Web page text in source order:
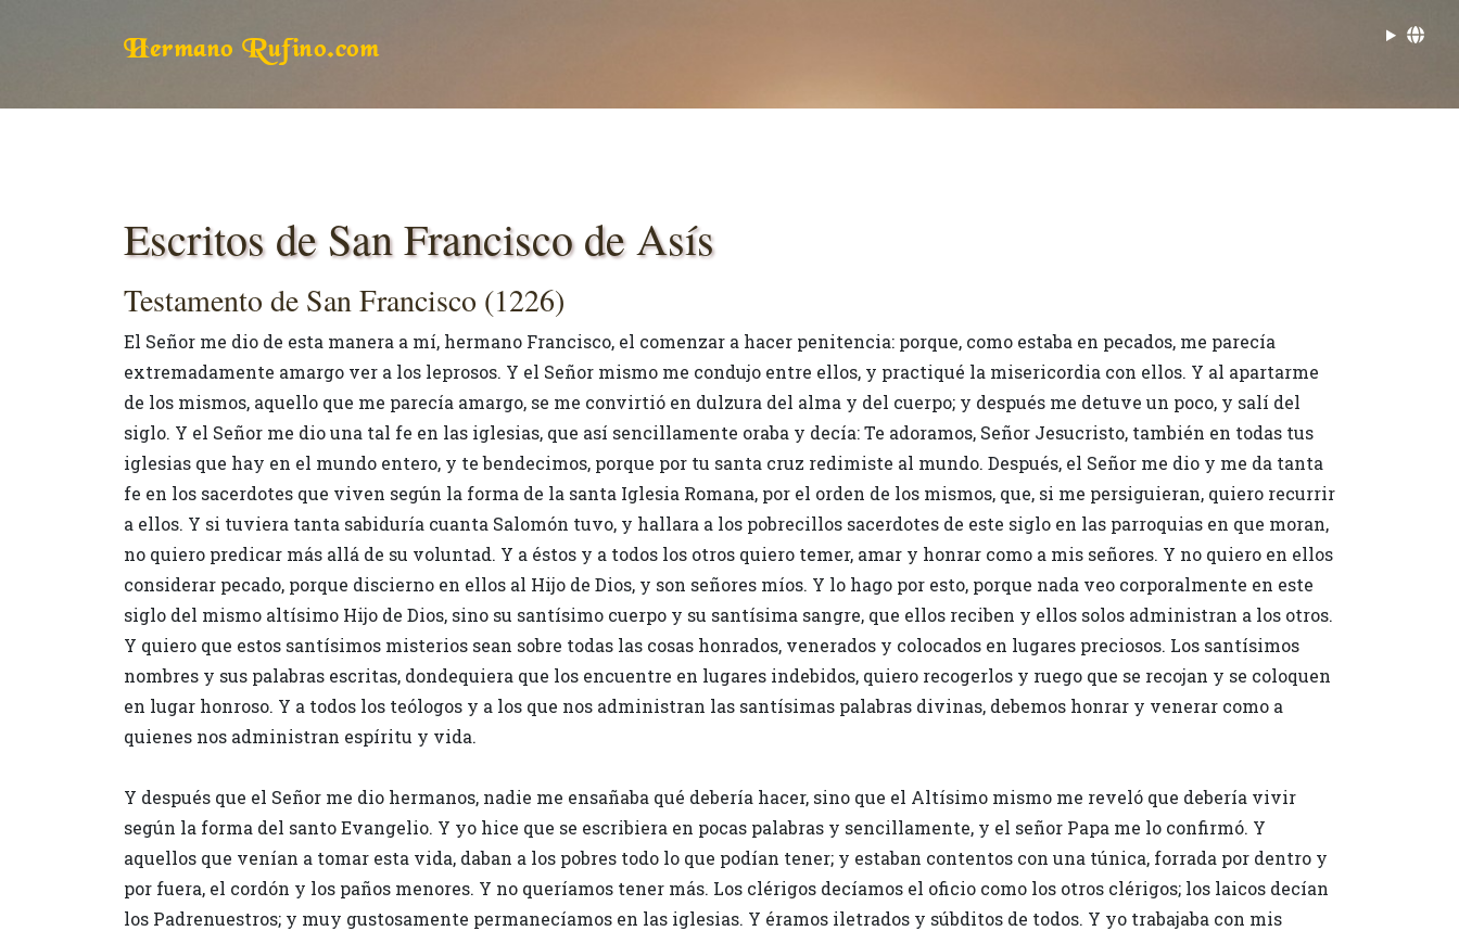
Hermano Rufino.com
Escritos de San Francisco de Asís
Testamento de San Francisco (1226)
El Señor me dio de esta manera a mí, hermano Francisco, el comenzar a hacer penitencia: porque, como estaba en pecados, me parecía
extremadamente amargo ver a los leprosos. Y el Señor mismo me condujo entre ellos, y practiqué la misericordia con ellos. Y al apartarme
de los mismos, aquello que me parecía amargo, se me convirtió en dulzura del alma y del cuerpo; y después me detuve un poco, y salí del
siglo. Y el Señor me dio una tal fe en las iglesias, que así sencillamente oraba y decía: Te adoramos, Señor Jesucristo, también en todas tus
iglesias que hay en el mundo entero, y te bendecimos, porque por tu santa cruz redimiste al mundo. Después, el Señor me dio y me da tanta
fe en los sacerdotes que viven según la forma de la santa Iglesia Romana, por el orden de los mismos, que, si me persiguieran, quiero recurrir
a ellos. Y si tuviera tanta sabiduría cuanta Salomón tuvo, y hallara a los pobrecillos sacerdotes de este siglo en las parroquias en que moran,
no quiero predicar más allá de su voluntad. Y a éstos y a todos los otros quiero temer, amar y honrar como a mis señores. Y no quiero en ellos
considerar pecado, porque discierno en ellos al Hijo de Dios, y son señores míos. Y lo hago por esto, porque nada veo corporalmente en este
siglo del mismo altísimo Hijo de Dios, sino su santísimo cuerpo y su santísima sangre, que ellos reciben y ellos solos administran a los otros.
Y quiero que estos santísimos misterios sean sobre todas las cosas honrados, venerados y colocados en lugares preciosos. Los santísimos
nombres y sus palabras escritas, dondequiera que los encuentre en lugares indebidos, quiero recogerlos y ruego que se recojan y se coloquen
en lugar honroso. Y a todos los teólogos y a los que nos administran las santísimas palabras divinas, debemos honrar y venerar como a
quienes nos administran espíritu y vida.
Y después que el Señor me dio hermanos, nadie me ensañaba qué debería hacer, sino que el Altísimo mismo me reveló que debería vivir
según la forma del santo Evangelio. Y yo hice que se escribiera en pocas palabras y sencillamente, y el señor Papa me lo confirmó. Y
aquellos que venían a tomar esta vida, daban a los pobres todo lo que podían tener; y estaban contentos con una túnica, forrada por dentro y
por fuera, el cordón y los paños menores. Y no queríamos tener más. Los clérigos decíamos el oficio como los otros clérigos; los laicos decían
los Padrenuestros; y muy gustosamente permanecíamos en las iglesias. Y éramos iletrados y súbditos de todos. Y yo trabajaba con mis